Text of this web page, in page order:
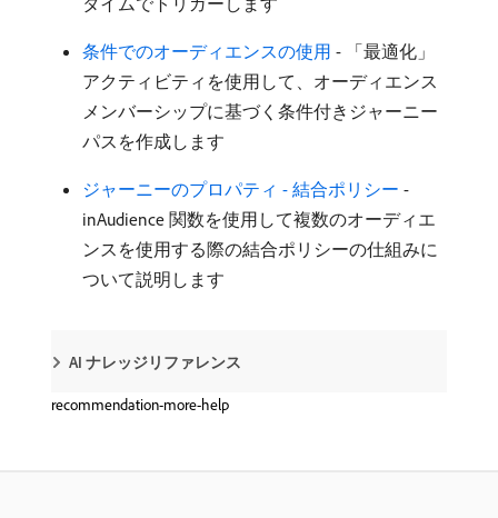
条件でのオーディエンスの使用 - 「最適化」
アクティビティを使用して、オーディエンス
メンバーシップに基づく条件付きジャーニー
パスを作成します
ジャーニーのプロパティ - 結合ポリシー -
inAudience 関数を使用して複数のオーディエ
ンスを使用する際の結合ポリシーの仕組みに
ついて説明します
AI ナレッジリファレンス
recommendation-more-help